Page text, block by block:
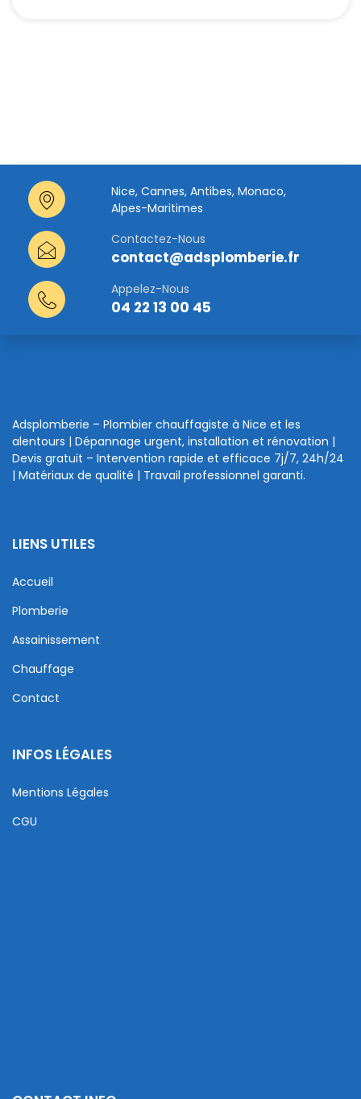
Nice, Cannes, Antibes, Monaco,
Alpes-Maritimes
Contactez-Nous
contact@adsplomberie.fr
Appelez-Nous
04 22 13 00 45
Adsplomberie – Plombier chauffagiste à Nice et les
alentours | Dépannage urgent, installation et rénovation |
Devis gratuit – Intervention rapide et efficace 7j/7, 24h/24
| Matériaux de qualité | Travail professionnel garanti.
LIENS UTILES
Accueil
Plomberie
Assainissement
Chauffage
Contact
INFOS LÉGALES
Mentions Légales
CGU